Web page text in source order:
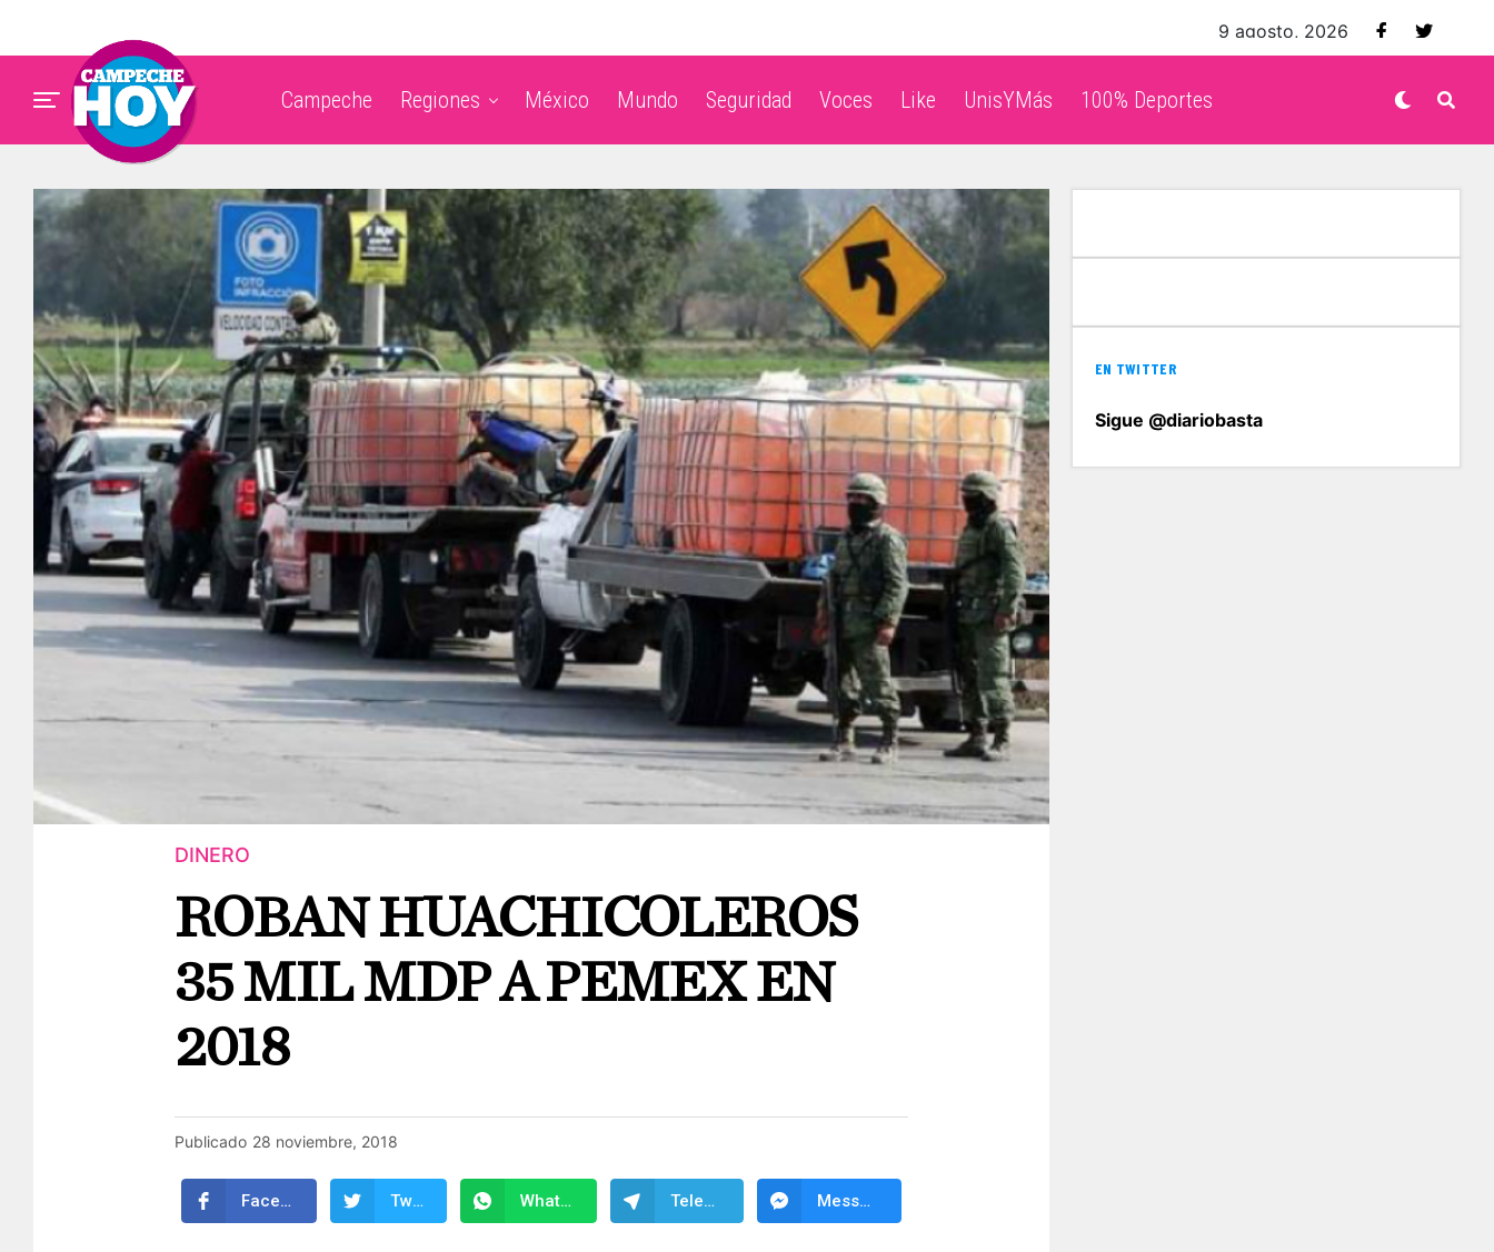
9 agosto, 2026
Campeche Regiones México Mundo Seguridad Voces Like UnisYMás 100% Deportes
DINERO
ROBAN HUACHICOLEROS
35 MIL MDP A PEMEX EN
2018
Publicado 28 noviembre, 2018
Facebook Twitter WhatsApp Telegram Messenger
EN TWITTER
Sigue @diariobasta